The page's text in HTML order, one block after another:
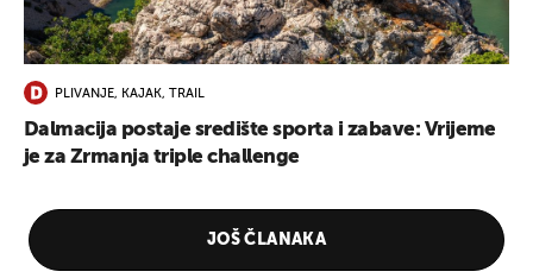
PLIVANJE, KAJAK, TRAIL
Dalmacija postaje središte sporta i zabave: Vrijeme
je za Zrmanja triple challenge
JOŠ ČLANAKA